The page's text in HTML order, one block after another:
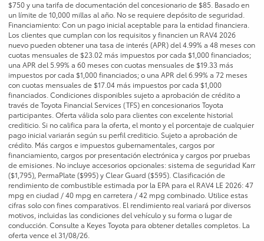
$750 y una tarifa de documentación del concesionario de $85. Basado en
un límite de 10,000 millas al año. No se requiere depósito de seguridad.
Financiamiento: Con un pago inicial aceptable para la entidad financiera.
Los clientes que cumplan con los requisitos y financien un RAV4 2026
nuevo pueden obtener una tasa de interés (APR) del 4.99% a 48 meses con
cuotas mensuales de $23.02 más impuestos por cada $1,000 financiados;
una APR del 5.99% a 60 meses con cuotas mensuales de $19.33 más
impuestos por cada $1,000 financiados; o una APR del 6.99% a 72 meses
con cuotas mensuales de $17.04 más impuestos por cada $1,000
financiados. Condiciones disponibles sujeto a aprobación de crédito a
través de Toyota Financial Services (TFS) en concesionarios Toyota
participantes. Oferta válida solo para clientes con excelente historial
crediticio. Si no califica para la oferta, el monto y el porcentaje de cualquier
pago inicial variarán según su perfil crediticio. Sujeto a aprobación de
crédito. Más cargos e impuestos gubernamentales, cargos por
financiamiento, cargos por presentación electrónica y cargos por pruebas
de emisiones. No incluye accesorios opcionales: sistema de seguridad Karr
($1,795), PermaPlate ($995) y Clear Guard ($595). Clasificación de
rendimiento de combustible estimada por la EPA para el RAV4 LE 2026: 47
mpg en ciudad / 40 mpg en carretera / 42 mpg combinado. Utilice estas
cifras solo con fines comparativos. El rendimiento real variará por diversos
motivos, incluidas las condiciones del vehículo y su forma o lugar de
conducción. Consulte a Keyes Toyota para obtener detalles completos. La
oferta vence el 31/08/26.